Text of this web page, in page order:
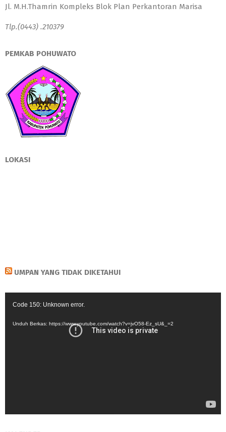
Jl. M.H.Thamrin Kompleks Blok Plan Perkantoran Marisa
Tlp.(0443) .210379
PEMKAB POHUWATO
LOKASI
UMPAN YANG TIDAK DIKETAHUI
Code 150: Unknown error.
Unduh Berkas: https://www.youtube.com/watch?v=jvO58-Ez_sU&_=2